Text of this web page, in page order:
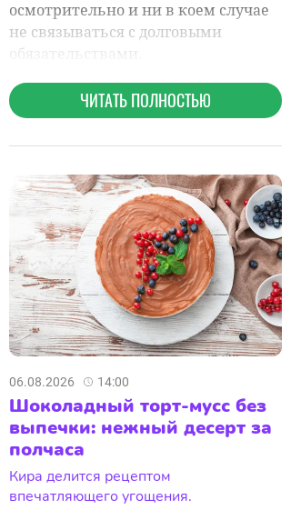
06.08.2026 14:00
Шоколадный торт-мусс без
выпечки: нежный десерт за
полчаса
Кира делится рецептом
впечатляющего угощения.